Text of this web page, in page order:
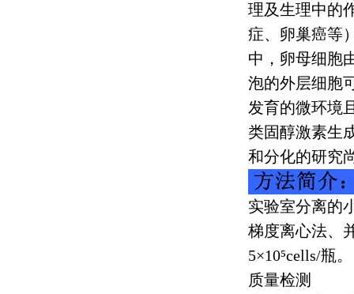
理及生理中的
症、卵巢癌等
中，卵母细胞
泡的外层细胞
发育的微环境
类固醇激素生
和分化的研究
实验室分离的
梯度离心法、
5×10⁵cells/瓶。
质量检测